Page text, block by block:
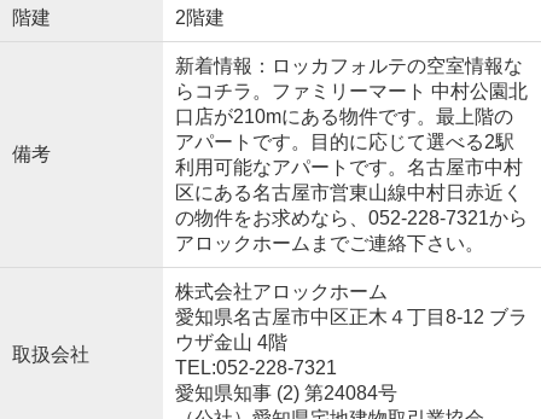
階建 2階建
備考
新着情報：ロッカフォルテの空室情報な
らコチラ。ファミリーマート 中村公園北
口店が210mにある物件です。最上階の
アパートです。目的に応じて選べる2駅
利用可能なアパートです。名古屋市中村
区にある名古屋市営東山線中村日赤近く
の物件をお求めなら、052-228-7321から
アロックホームまでご連絡下さい。
取扱会社
株式会社アロックホーム
愛知県名古屋市中区正木４丁目8-12 ブラ
ウザ金山 4階
TEL:052-228-7321
愛知県知事 (2) 第24084号